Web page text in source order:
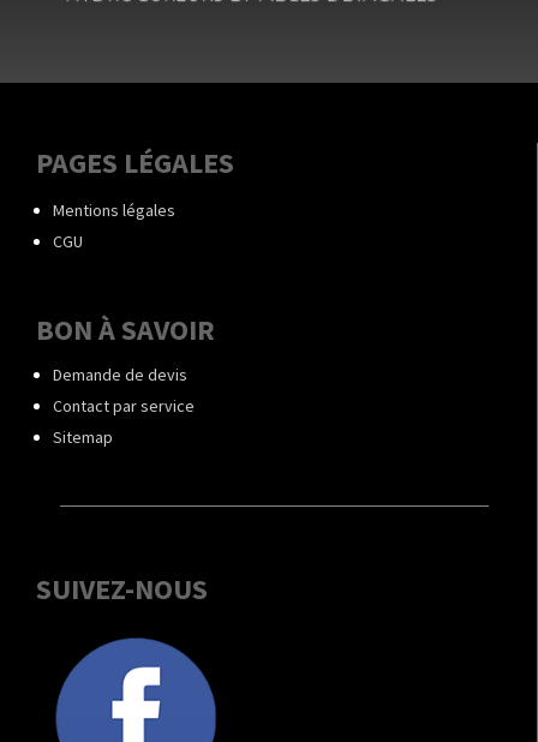
PAGES LÉGALES
Mentions légales
CGU
BON À SAVOIR
Demande de devis
Contact par service
Sitemap
SUIVEZ-NOUS